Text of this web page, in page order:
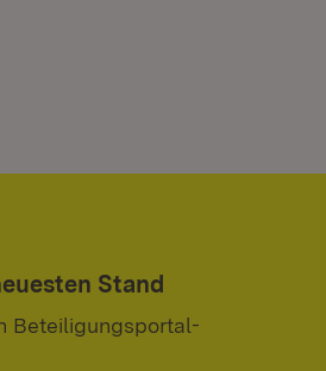
Stand
Beteiligungsportal-